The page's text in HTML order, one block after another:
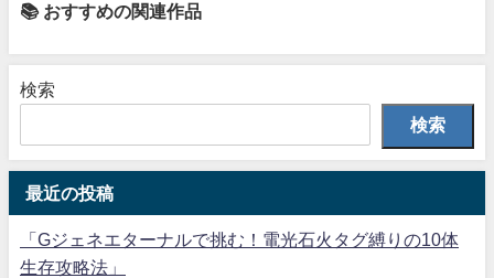
📚 おすすめの関連作品
検索
検索
最近の投稿
「Gジェネエターナルで挑む！電光石火タグ縛りの10体
生存攻略法」